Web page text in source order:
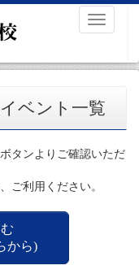
Toggle
ベント一覧
タンよりご確認いただ
ご利用ください。
から)